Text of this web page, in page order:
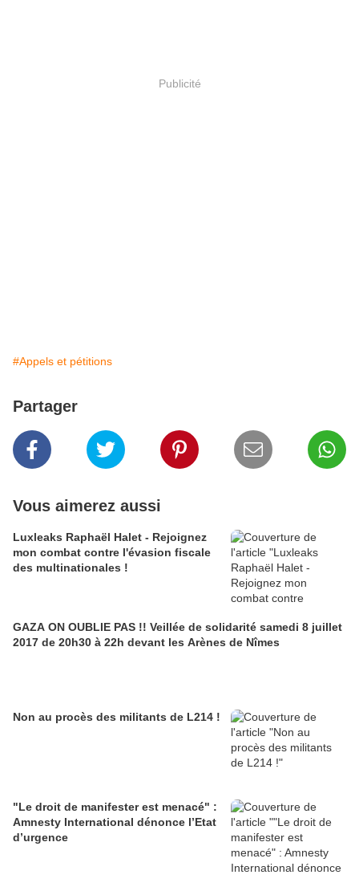
Publicité
#Appels et pétitions
Partager
Vous aimerez aussi
Luxleaks Raphaël Halet - Rejoignez
mon combat contre l'évasion fiscale
des multinationales !
GAZA ON OUBLIE PAS !! Veillée de solidarité samedi 8 juillet
2017 de 20h30 à 22h devant les Arènes de Nîmes
Non au procès des militants de L214 !
"Le droit de manifester est menacé" :
Amnesty International dénonce l’Etat
d’urgence